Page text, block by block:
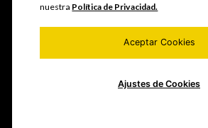
Fabricamos y comercializamos productos seriados,
estructuras metálicas, realizamos mantenimiento de
especializada y mucho más.
nuestra Política de Privacidad.
Aceptar Cookies
Ajustes de Cookies